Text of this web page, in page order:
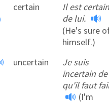
certain
Il est certain
de lui.
(He's sure
himself.)
uncertain
Je suis
incertain de
qu'il faut
(I'm